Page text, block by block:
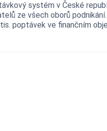
systém v České
ze všech oborů podnikání.
poptávek ve finančním